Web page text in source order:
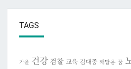
TAGS
가을 건강 검찰 교육 김대중 깨달음 꿈